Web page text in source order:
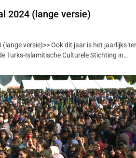
2024 (lange versie)
(lange versie)>> Ook dit jaar is het jaarlijks
Turks-Islamitische Culturele Stichting in…